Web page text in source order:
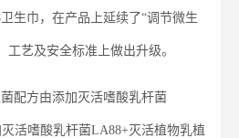
生巾，在产品上延续了“调节微生
工艺及安全标准上做出升级。
配方由添加灭活嗜酸乳杆菌
活嗜酸乳杆菌LA88+灭活植物乳植